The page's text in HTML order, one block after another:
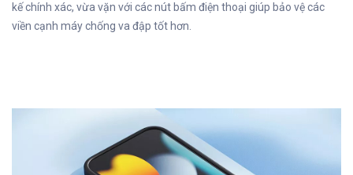
kế chính xác, vừa vặn với các nút bấm điện thoại giúp bảo vệ các
viền cạnh máy chống va đập tốt hơn.